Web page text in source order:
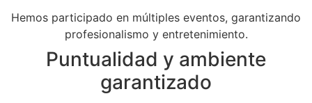
Hemos participado en múltiples eventos, garantizando
profesionalismo y entretenimiento.
Puntualidad y ambiente
garantizado